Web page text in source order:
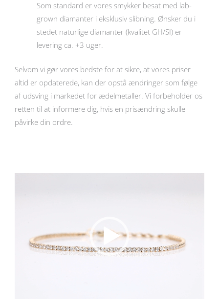
Som standard er vores smykker besat med lab-
grown diamanter i eksklusiv slibning. Ønsker du i
stedet naturlige diamanter (kvalitet GH/SI) er
levering ca. +3 uger.
Selvom vi gør vores bedste for at sikre, at vores priser
altid er opdaterede, kan der opstå ændringer som følge
af udsving i markedet for ædelmetaller. Vi forbeholder os
retten til at informere dig, hvis en prisændring skulle
påvirke din ordre.